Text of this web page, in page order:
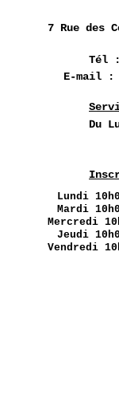
7 Rue des
Tél
E-mail
Du
Lundi
Mardi
Mercredi
Jeudi
Vendredi